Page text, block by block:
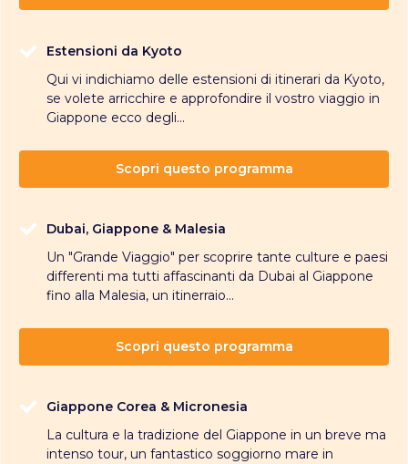
Estensioni da Kyoto
Qui vi indichiamo delle estensioni di itinerari da Kyoto,
se volete arricchire e approfondire il vostro viaggio in
Giappone ecco degli...
Scopri questo programma
Dubai, Giappone & Malesia
Un "Grande Viaggio" per scoprire tante culture e paesi
differenti ma tutti affascinanti da Dubai al Giappone
fino alla Malesia, un itinerraio...
Scopri questo programma
Giappone Corea & Micronesia
La cultura e la tradizione del Giappone in un breve ma
intenso tour, un fantastico soggiorno mare in